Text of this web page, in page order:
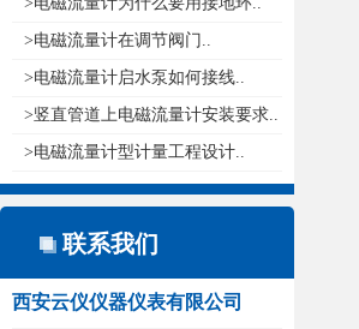
>电磁流量计在调节阀门..
>电磁流量计启水泵如何接线..
>竖直管道上电磁流量计安装要求..
>电磁流量计型计量工程设计..
联系我们
西安云仪仪器仪表有限公司